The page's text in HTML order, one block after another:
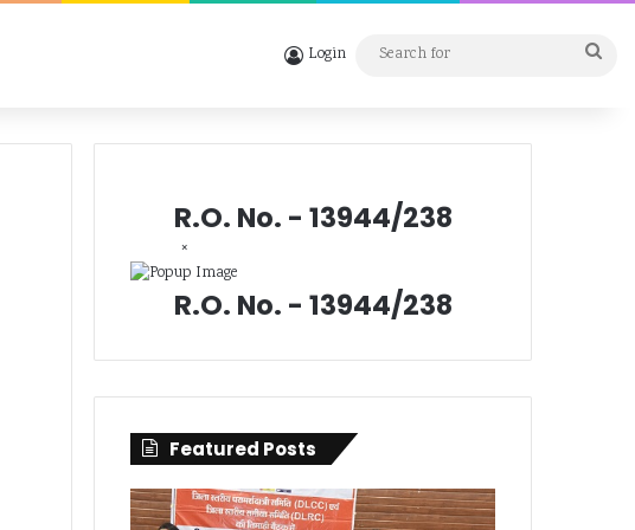
Login
R.O. No. - 13944/238
×
R.O. No. - 13944/238
Featured Posts
सिंगल
यूज
दुर्ग
में